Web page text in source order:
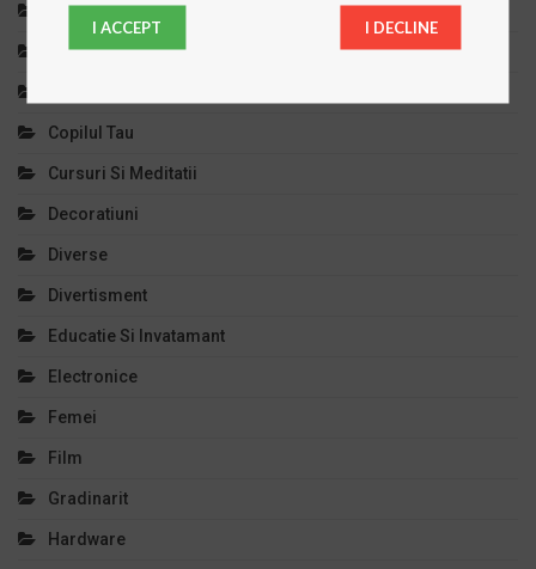
Cinema
Clinici Private
Copilul Tau
Cursuri Si Meditatii
Decoratiuni
Diverse
Divertisment
Educatie Si Invatamant
Electronice
Femei
Film
Gradinarit
Hardware
I ACCEPT I DECLINE